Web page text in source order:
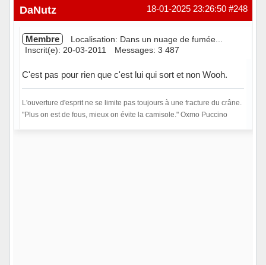
Hors ligne #248
18-01-2025 23:26:50
DaNutz
Membre
Localisation: Dans un nuage de fumée...
Inscrit(e): 20-03-2011
Messages: 3 487
C'est pas pour rien que c'est lui qui sort et non Wooh.
L'ouverture d'esprit ne se limite pas toujours à une fracture du crâne.
"Plus on est de fous, mieux on évite la camisole." Oxmo Puccino